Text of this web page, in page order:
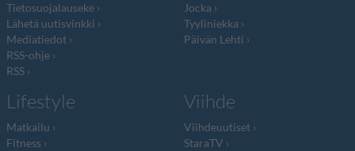
Tietosuojalauseke
Lähetä uutisvinkki
Mediatiedot
RSS-ohje
RSS
Jocka
Tyyliniekka
Päivän Lehti
Lifestyle
Matkailu
Fitness
Viihde
Viihdeuutiset
StaraTV